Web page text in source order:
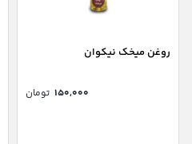
روغن میخک نیکوان
۱۵۰,۰۰۰ تومان